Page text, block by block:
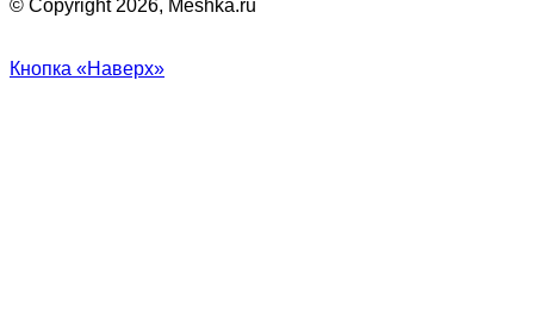
© Copyright 2026, Meshka.ru
Кнопка «Наверх»